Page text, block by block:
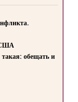
США
обещать и